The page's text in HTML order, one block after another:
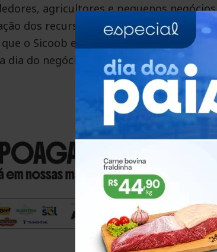
agricultores e pequenos
dos recursos. Ser a instituição com
o Sicoob entrega além do crédito,
dia do negócio, com proximidade e